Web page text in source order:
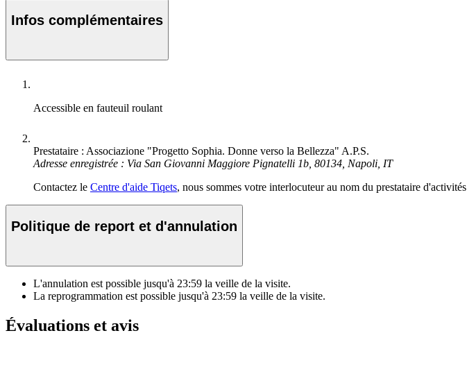
Infos complémentaires
Accessible en fauteuil roulant
Prestataire : Associazione "Progetto Sophia. Donne verso la Bellezza" A.P.S.
Adresse enregistrée : Via San Giovanni Maggiore Pignatelli 1b, 80134, Napoli, IT
Contactez le Centre d'aide Tiqets, nous sommes votre interlocuteur au nom du prestataire d'activités
Politique de report et d'annulation
L'annulation est possible jusqu'à 23:59 la veille de la visite.
La reprogrammation est possible jusqu'à 23:59 la veille de la visite.
Évaluations et avis